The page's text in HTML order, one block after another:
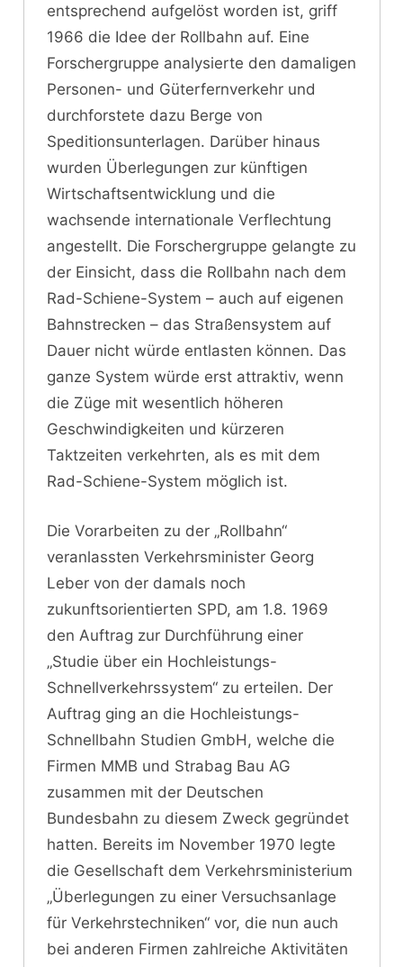
entsprechend aufgelöst worden ist, griff
1966 die Idee der Rollbahn auf. Eine
Forschergruppe analysierte den damaligen
Personen- und Güterfernverkehr und
durchforstete dazu Berge von
Speditionsunterlagen. Darüber hinaus
wurden Überlegungen zur künftigen
Wirtschaftsentwicklung und die
wachsende internationale Verflechtung
angestellt. Die Forschergruppe gelangte zu
der Einsicht, dass die Rollbahn nach dem
Rad-Schiene-System – auch auf eigenen
Bahnstrecken – das Straßensystem auf
Dauer nicht würde entlasten können. Das
ganze System würde erst attraktiv, wenn
die Züge mit wesentlich höheren
Geschwindigkeiten und kürzeren
Taktzeiten verkehrten, als es mit dem
Rad-Schiene-System möglich ist.
Die Vorarbeiten zu der „Rollbahn“
veranlassten Verkehrsminister Georg
Leber von der damals noch
zukunftsorientierten SPD, am 1.8. 1969
den Auftrag zur Durchführung einer
„Studie über ein Hochleistungs-
Schnellverkehrssystem“ zu erteilen. Der
Auftrag ging an die Hochleistungs-
Schnellbahn Studien GmbH, welche die
Firmen MMB und Strabag Bau AG
zusammen mit der Deutschen
Bundesbahn zu diesem Zweck gegründet
hatten. Bereits im November 1970 legte
die Gesellschaft dem Verkehrsministerium
„Überlegungen zu einer Versuchsanlage
für Verkehrstechniken“ vor, die nun auch
bei anderen Firmen zahlreiche Aktivitäten